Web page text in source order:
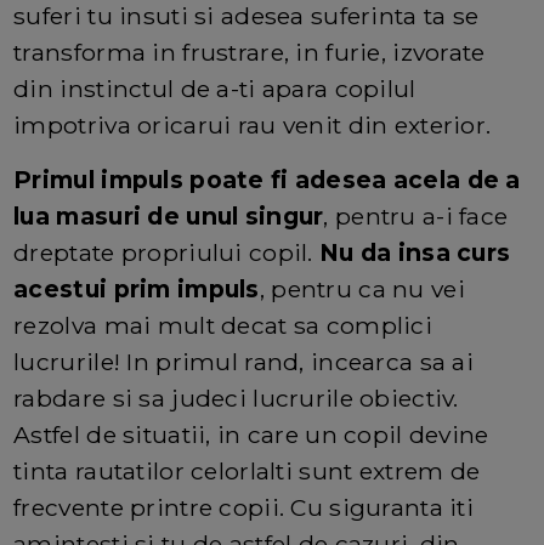
suferi tu insuti si adesea suferinta ta se
transforma in frustrare, in furie, izvorate
din instinctul de a-ti apara copilul
impotriva oricarui rau venit din exterior.
Primul impuls poate fi adesea acela de a
lua masuri de unul singur, pentru a-i face
dreptate propriului copil. Nu da insa curs
acestui prim impuls, pentru ca nu vei
rezolva mai mult decat sa complici
lucrurile! In primul rand, incearca sa ai
rabdare si sa judeci lucrurile obiectiv.
Astfel de situatii, in care un copil devine
tinta rautatilor celorlalti sunt extrem de
frecvente printre copii. Cu siguranta iti